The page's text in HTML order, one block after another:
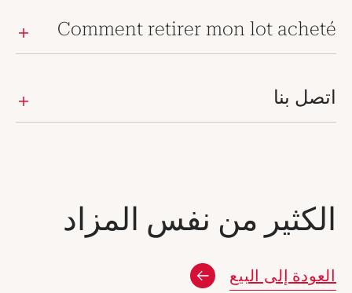
Comment retirer mon lot acheté
اتصل بنا
الكثير من نفس المزاد
العودة إلى البيع